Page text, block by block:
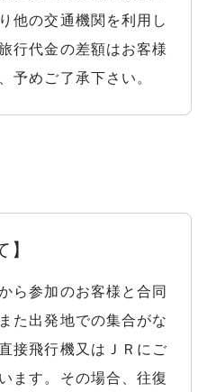
他の交通機関を利用し
行代金の差額はお客様
予めご了承下さい。
】
ら参加のお客様と合同
た出発地での集合がな
接飛行機又はＪＲにご
ます。その場合、往復